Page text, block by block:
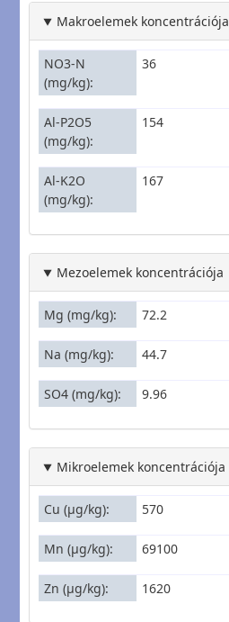
Makroelemek koncentrációja
NO3-N
(mg/kg)
36
Al-P2O5
(mg/kg)
154
Al-K2O
(mg/kg)
167
Mezoelemek koncentrációja
Mg (mg/kg) 72.2
Na (mg/kg) 44.7
SO4 (mg/kg) 9.96
Mikroelemek koncentrációja
Cu (µg/kg) 570
Mn (µg/kg) 69100
Zn (µg/kg) 1620